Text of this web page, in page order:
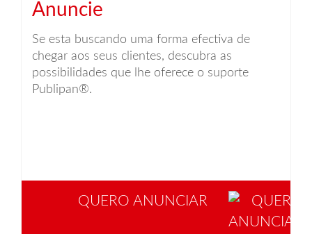
Anuncie
Se esta buscando uma forma efectiva de
chegar aos seus clientes, descubra as
possibilidades que lhe oferece o suporte
Publipan®.
QUERO ANUNCIAR